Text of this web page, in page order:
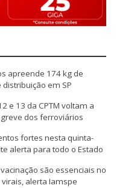
apreende 174 kg de
em SP
e 13 da CPTM voltam a
dos ferroviários
fortes nesta quinta-
alerta para todo o Estado
são essenciais no
alerta Iamspe